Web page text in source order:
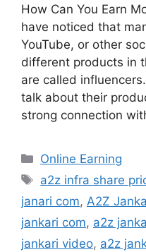
How Can You Earn
have noticed that
YouTube, or other
different products in
are called
talk about their
strong connection
Categories
Online Earning
Tags
a2z infra share
janari com, A2Z
jankari com, a2z
jankari video, a2z